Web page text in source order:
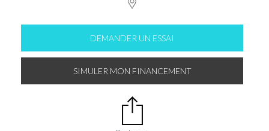
DEMANDER UN ESSAI
SIMULER MON FINANCEMENT